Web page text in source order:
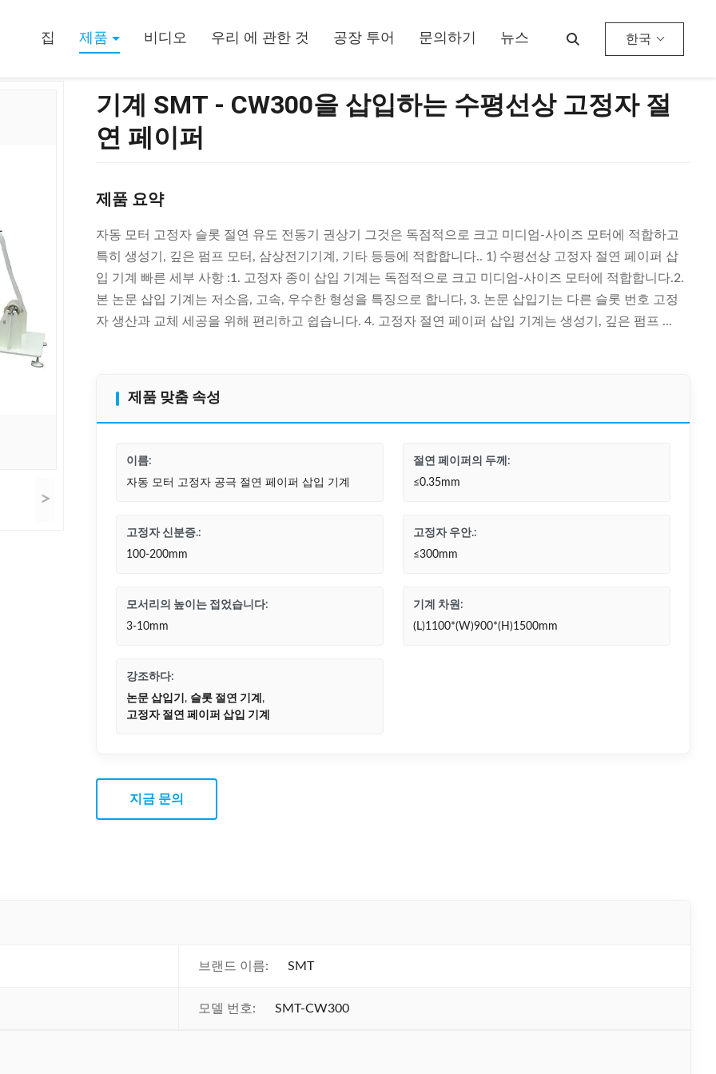
집 제품 비디오 우리 에 관한 것 공장 투어 문의하기 뉴스 한국
>
기계 SMT - CW300을 삽입하는 수평선상 고정자 절
연 페이퍼
제품 요약
자동 모터 고정자 슬롯 절연 유도 전동기 권상기 그것은 독점적으로 크고 미디엄-사이즈 모터에 적합하고
특히 생성기, 깊은 펌프 모터, 삼상전기기계, 기타 등등에 적합합니다.. 1) 수평선상 고정자 절연 페이퍼 삽
입 기계 빠른 세부 사항 :1. 고정자 종이 삽입 기계는 독점적으로 크고 미디엄-사이즈 모터에 적합합니다.2.
본 논문 삽입 기계는 저소음, 고속, 우수한 형성을 특징으로 합니다, 3. 논문 삽입기는 다른 슬롯 번호 고정
자 생산과 교체 세공을 위해 편리하고 쉽습니다. 4. 고정자 절연 페이퍼 삽입 기계는 생성기, 깊은 펌프 ...
제품 맞춤 속성
이름:
자동 모터 고정자 공극 절연 페이퍼 삽입 기계
절연 페이퍼의 두께:
≤0.35mm
고정자 신분증.:
100-200mm
고정자 우안.:
≤300mm
모서리의 높이는 접었습니다:
3-10mm
기계 차원:
(L)1100*(W)900*(H)1500mm
강조하다:
논문 삽입기 , 슬롯 절연 기계 ,
고정자 절연 페이퍼 삽입 기계
지금 문의
브랜드 이름: SMT
모델 번호: SMT-CW300